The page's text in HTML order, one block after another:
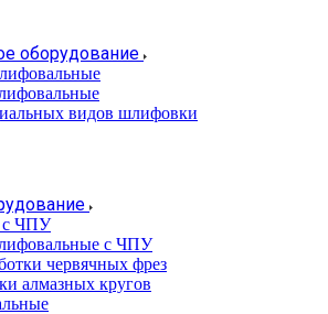
оборудование
видов шлифовки
с ЧПУ
с ЧПУ
червячных фрез
алмазных кругов